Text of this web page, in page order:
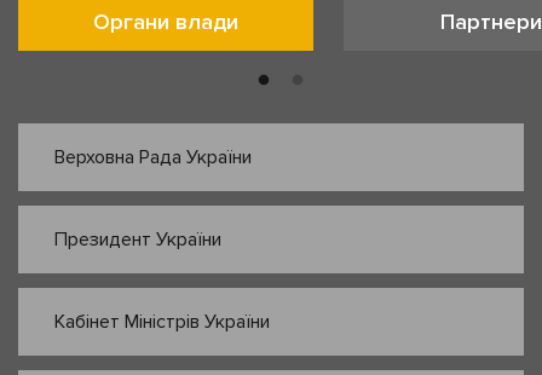
Органи влади Партнери
Верховна Рада України
Президент України
Кабінет Міністрів України